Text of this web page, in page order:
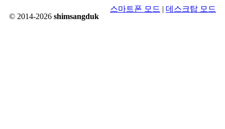
© 2014-2026 shimsangduk
스마트폰 모드 | 데스크탑 모드